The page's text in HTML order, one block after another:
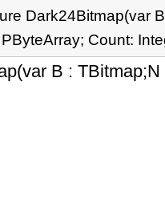
Dark24Bitmap(var
Count:
B : TBitmap;N